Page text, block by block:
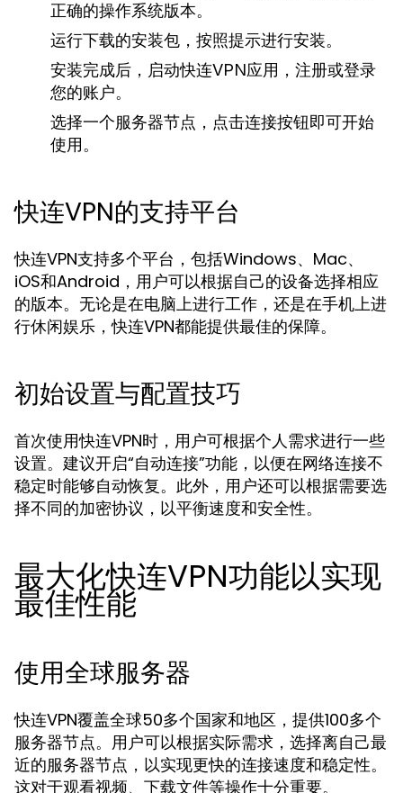
正确的操作系统版本。
运行下载的安装包，按照提示进行安装。
安装完成后，启动快连VPN应用，注册或登录
您的账户。
选择一个服务器节点，点击连接按钮即可开始
使用。
快连VPN的支持平台
快连VPN支持多个平台，包括Windows、Mac、
iOS和Android，用户可以根据自己的设备选择相应
的版本。无论是在电脑上进行工作，还是在手机上进
行休闲娱乐，快连VPN都能提供最佳的保障。
初始设置与配置技巧
首次使用快连VPN时，用户可根据个人需求进行一些
设置。建议开启“自动连接”功能，以便在网络连接不
稳定时能够自动恢复。此外，用户还可以根据需要选
择不同的加密协议，以平衡速度和安全性。
最大化快连VPN功能以实现
最佳性能
使用全球服务器
快连VPN覆盖全球50多个国家和地区，提供100多个
服务器节点。用户可以根据实际需求，选择离自己最
近的服务器节点，以实现更快的连接速度和稳定性。
这对于观看视频、下载文件等操作十分重要。